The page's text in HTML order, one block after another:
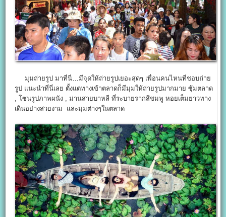
มุมถ่ายรูป มาที่นี่…มีจุดให้ถ่ายรูปเยอะสุดๆ เพื่อนคนไหนที่ชอบถ่าย
รูป แนะนำที่นี่เลย ตั้งแต่ทางเข้าตลาดก็มีมุมให้ถ่ายรูปมากมาย ซุ้มตลาด
, โซนรูปภาพผนัง , ม่านสายบาหลี ที่ระบายรากสีชมพู หอยเต็มยาวทาง
เดินอย่างสวยงาม และมุมต่างๆในตลาด